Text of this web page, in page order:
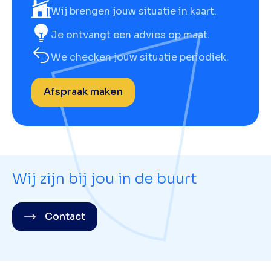
Wij brengen jouw situatie in kaart.
Je ontvangt een advies op maat.
We checken jouw situatie periodiek.
Afspraak maken
Wij zijn bij jou in de buurt
Contact